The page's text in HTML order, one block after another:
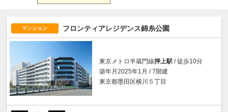
マンション フロンティアレジデンス錦糸公園
東京メトロ半蔵門線押上駅 / 徒歩10分
築年月2025年1月 / 7階建
東京都墨田区横川５丁目